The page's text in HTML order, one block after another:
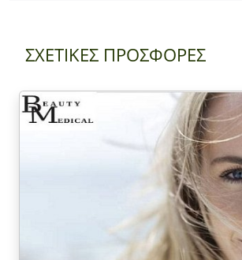
ΣΧΕΤΙΚΕΣ ΠΡΟΣΦΟΡΕΣ